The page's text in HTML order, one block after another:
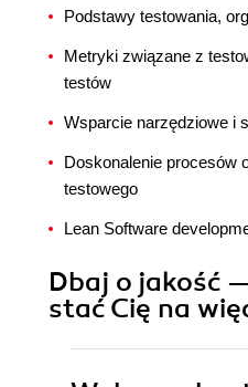
Podstawy testowania,
Metryki związane z
testów
Wsparcie narzędziowe i
Doskonalenie procesów
testowego
Lean Software
Dbaj o jakość
stać Cię na